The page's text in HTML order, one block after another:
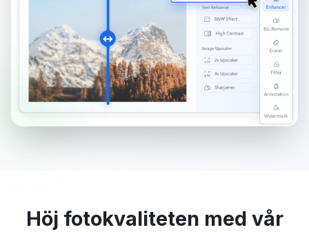
Höj fotokvaliteten med vår